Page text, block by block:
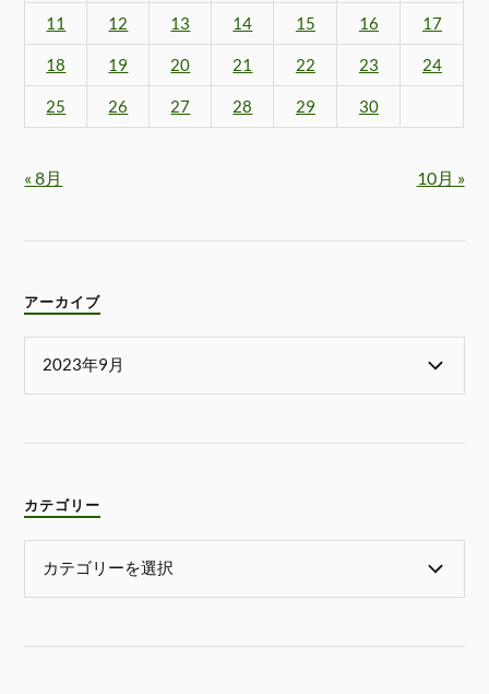
11 12 13 14 15 16 17
18 19 20 21 22 23 24
25 26 27 28 29 30
« 8月 10月 »
アーカイブ
カテゴリー